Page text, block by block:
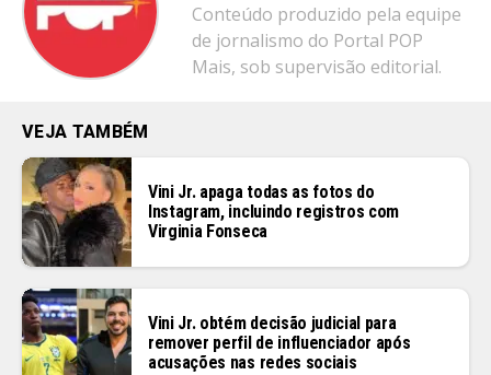
Conteúdo produzido pela equipe
de jornalismo do Portal POP
Mais, sob supervisão editorial.
VEJA TAMBÉM
Vini Jr. apaga todas as fotos do
Instagram, incluindo registros com
Virginia Fonseca
Vini Jr. obtém decisão judicial para
remover perfil de influenciador após
acusações nas redes sociais